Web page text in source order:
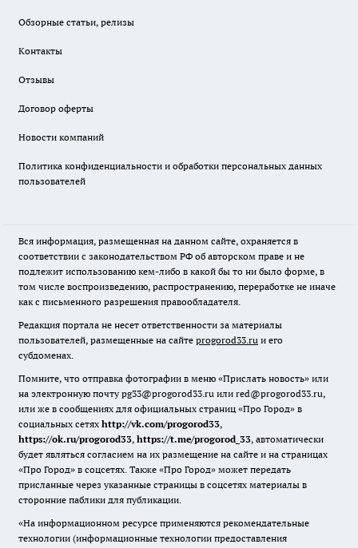
Обзорные статьи, релизы
Контакты
Отзывы
Договор оферты
Новости компаний
Политика конфиденциальности и обработки персональных данных
пользователей
Вся информация, размещенная на данном сайте, охраняется в
соответствии с законодательством РФ об авторском праве и не
подлежит использованию кем-либо в какой бы то ни было форме, в
том числе воспроизведению, распространению, переработке не иначе
как с письменного разрешения правообладателя.
Редакция портала не несет ответственности за материалы
пользователей, размещенные на сайте progorod33.ru и его
субдоменах.
Помните, что отправка фотографии в меню «Прислать новость» или
на электронную почту pg33@progorod33.ru или red@progorod33.ru,
или же в сообщениях для официальных страниц «Про Город» в
социальных сетях http://vk.com/progorod33,
https://ok.ru/progorod33, https://t.me/progorod_33, автоматически
будет являться согласием на их размещение на сайте и на страницах
«Про Город» в соцсетях. Также «Про Город» может передать
присланные через указанные страницы в соцсетях материалы в
сторонние паблики для публикации.
«На информационном ресурсе применяются рекомендательные
технологии (информационные технологии предоставления